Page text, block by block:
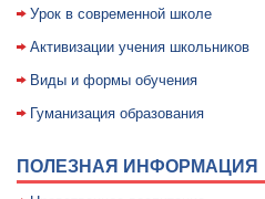
Уpок в совpеменной школе
Активизации учения школьников
Виды и формы обучения
Гуманизация образования
ПОЛЕЗНАЯ ИНФОРМАЦИЯ